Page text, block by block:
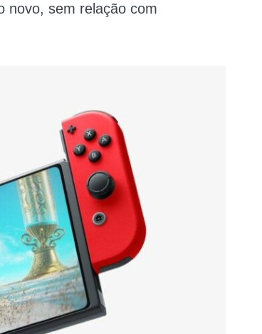
novo, sem relação com